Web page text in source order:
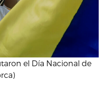
el Día Nacional de